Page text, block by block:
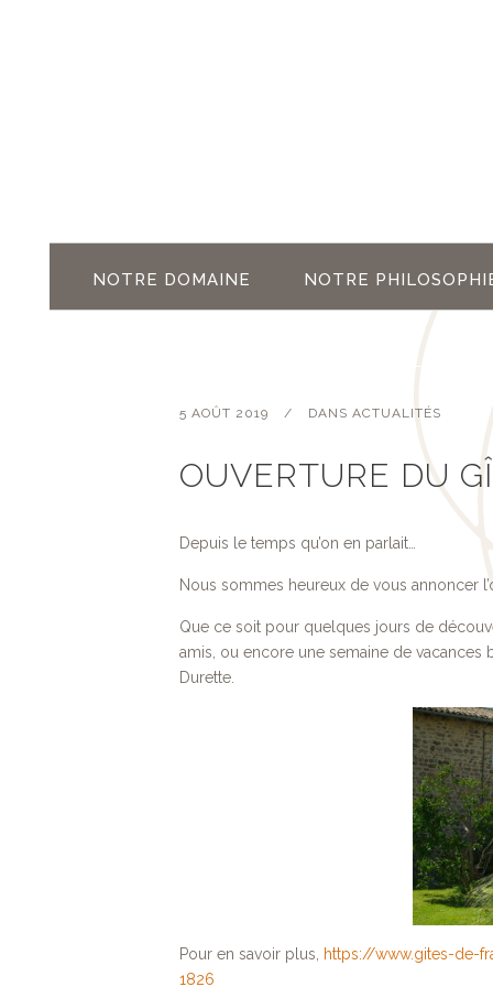
NOTRE DOMAINE NOTRE
5 AOÛT 2019 DANS ACTUALITÉS
OUVERTURE DU
Depuis le temps qu’on en parlait…
Nous sommes heureux de vous annoncer
Que ce soit pour quelques jours de
amis, ou encore une semaine de vacances
Durette.
Pour en savoir plus,
https://www.gites-de-
1826